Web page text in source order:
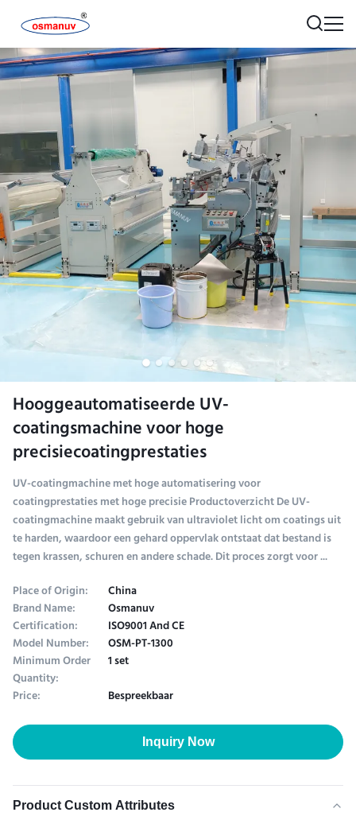
Hooggeautomatiseerde UV-
coatingsmachine voor hoge
precisiecoatingprestaties
UV-coatingmachine met hoge automatisering voor
coatingprestaties met hoge precisie Productoverzicht De UV-
coatingmachine maakt gebruik van ultraviolet licht om coatings uit
te harden, waardoor een gehard oppervlak ontstaat dat bestand is
tegen krassen, schuren en andere schade. Dit proces zorgt voor ...
Place of Origin:
China
Brand Name: Osmanuv
Certification: ISO9001 And CE
Model Number: OSM-PT-1300
Minimum Order
Quantity:
1 set
Price:
Bespreekbaar
Inquiry Now
Product Custom Attributes